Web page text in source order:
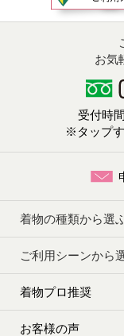
お気
受付時
※タップす
着物の種類から選
ご利用シーンから
着物プロ推奨
お客様の声